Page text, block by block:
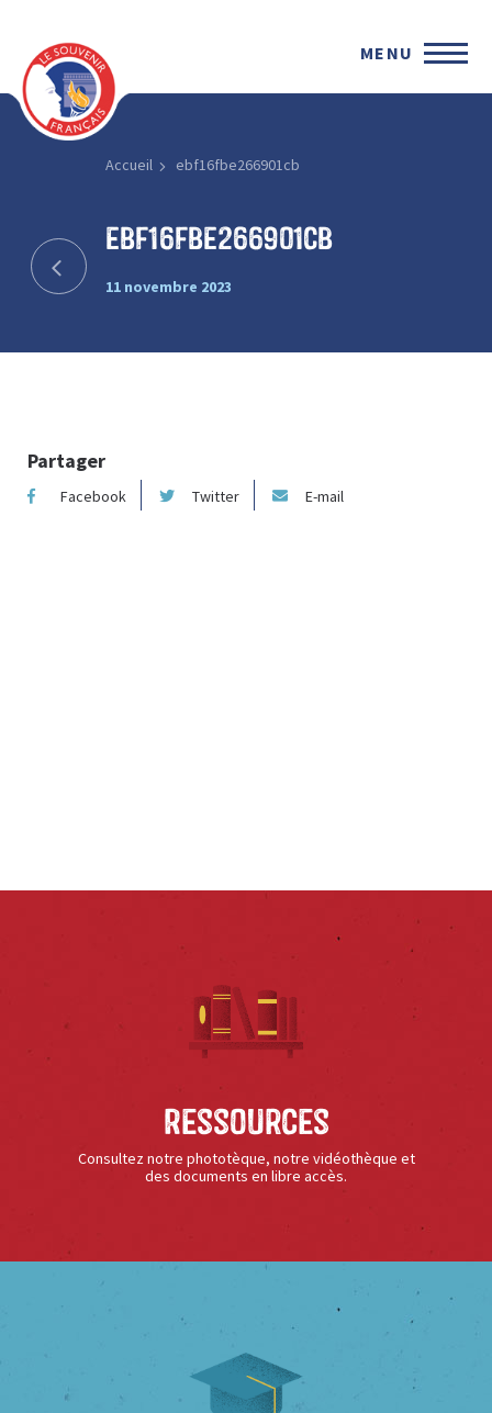
MENU
Accueil ebf16fbe266901cb
ebf16fbe266901cb
11 novembre 2023
Partager
Facebook Twitter E-mail
Ressources
Consultez notre phototèque, notre vidéothèque et
des documents en libre accès.